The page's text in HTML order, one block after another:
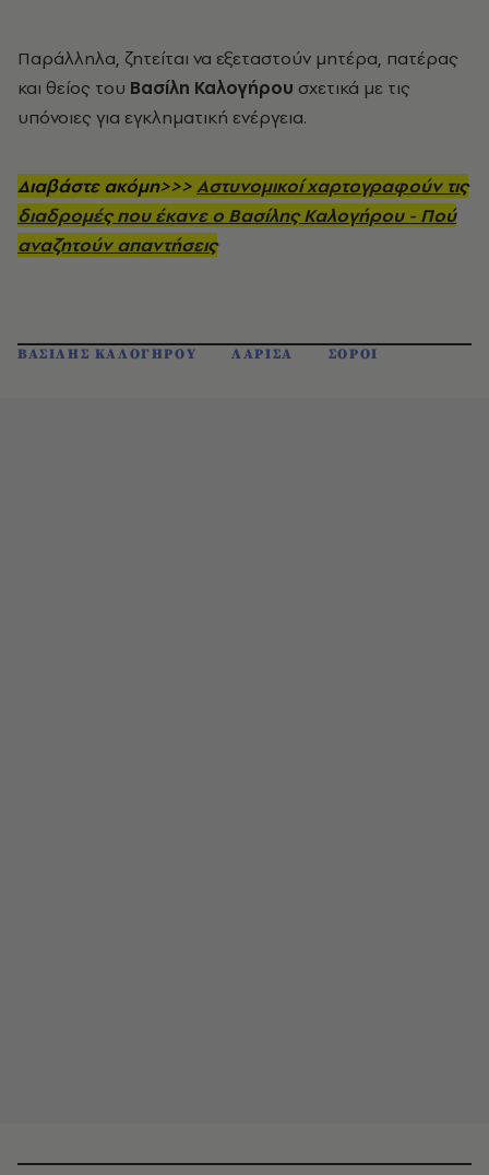
Παράλληλα, ζητείται να εξεταστούν μητέρα, πατέρας
και θείος του Βασίλη Καλογήρου σχετικά με τις
υπόνοιες για εγκληματική ενέργεια.
Διαβάστε ακόμη>>>Αστυνομικοί χαρτογραφούν τις
διαδρομές που έκανε ο Βασίλης Καλογήρου - Πού
αναζητούν απαντήσεις
ΒΑΣΙΛΗΣ ΚΑΛΟΓΗΡΟΥ ΛΑΡΙΣΑ ΣΟΡΟΙ